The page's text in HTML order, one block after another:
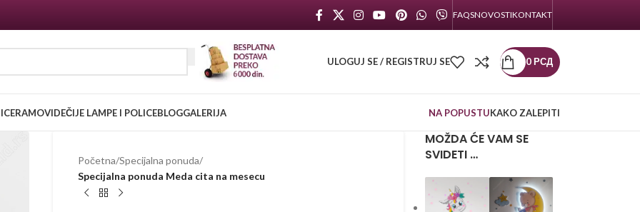
FAQSNOVOSTIKONTAKT
ULOGUJ SE / REGISTRUJ SE 0РСД
RAMOVIDEČIJE LAMPE I POLICEBLOGGALERIJA NA POPUSTUKAKO ZALEPITI
Početna/Specijalna ponuda/
Specijalna ponuda Meda cita na mesecu
MOŽDA ĆE VAM SE
SVIDETI …